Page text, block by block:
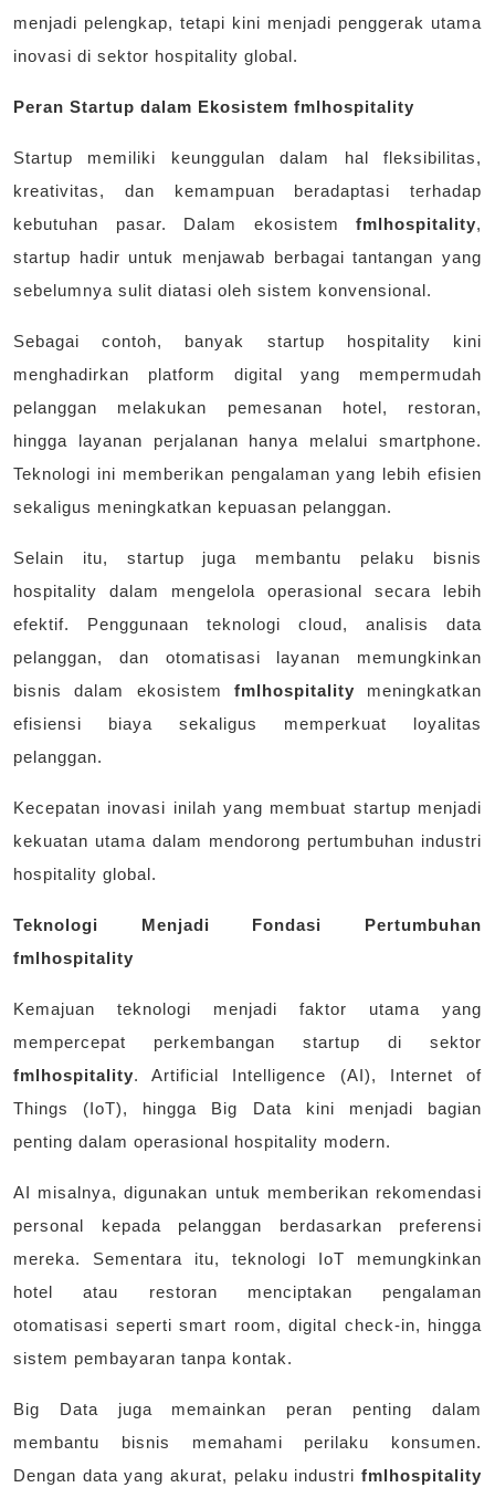
menjadi pelengkap, tetapi kini menjadi penggerak utama
inovasi di sektor hospitality global.
Peran Startup dalam Ekosistem fmlhospitality
Startup memiliki keunggulan dalam hal fleksibilitas,
kreativitas, dan kemampuan beradaptasi terhadap
kebutuhan pasar. Dalam ekosistem fmlhospitality,
startup hadir untuk menjawab berbagai tantangan yang
sebelumnya sulit diatasi oleh sistem konvensional.
Sebagai contoh, banyak startup hospitality kini
menghadirkan platform digital yang mempermudah
pelanggan melakukan pemesanan hotel, restoran,
hingga layanan perjalanan hanya melalui smartphone.
Teknologi ini memberikan pengalaman yang lebih efisien
sekaligus meningkatkan kepuasan pelanggan.
Selain itu, startup juga membantu pelaku bisnis
hospitality dalam mengelola operasional secara lebih
efektif. Penggunaan teknologi cloud, analisis data
pelanggan, dan otomatisasi layanan memungkinkan
bisnis dalam ekosistem fmlhospitality meningkatkan
efisiensi biaya sekaligus memperkuat loyalitas
pelanggan.
Kecepatan inovasi inilah yang membuat startup menjadi
kekuatan utama dalam mendorong pertumbuhan industri
hospitality global.
Teknologi Menjadi Fondasi Pertumbuhan
fmlhospitality
Kemajuan teknologi menjadi faktor utama yang
mempercepat perkembangan startup di sektor
fmlhospitality. Artificial Intelligence (AI), Internet of
Things (IoT), hingga Big Data kini menjadi bagian
penting dalam operasional hospitality modern.
AI misalnya, digunakan untuk memberikan rekomendasi
personal kepada pelanggan berdasarkan preferensi
mereka. Sementara itu, teknologi IoT memungkinkan
hotel atau restoran menciptakan pengalaman
otomatisasi seperti smart room, digital check-in, hingga
sistem pembayaran tanpa kontak.
Big Data juga memainkan peran penting dalam
membantu bisnis memahami perilaku konsumen.
Dengan data yang akurat, pelaku industri fmlhospitality